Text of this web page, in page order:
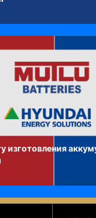
изготовления